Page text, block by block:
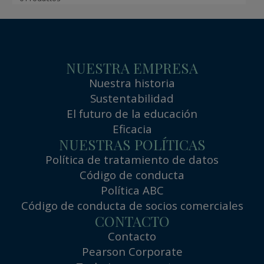
NUESTRA EMPRESA
Nuestra historia
Sustentabilidad
El futuro de la educación
Eficacia
NUESTRAS POLÍTICAS
Política de tratamiento de datos
Código de conducta
Política ABC
Código de conducta de socios comerciales
CONTACTO
Contacto
Pearson Corporate